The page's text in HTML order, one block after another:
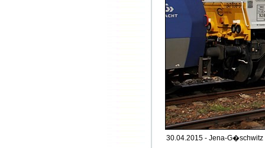
30.04.2015 - Jena-G�schwitz